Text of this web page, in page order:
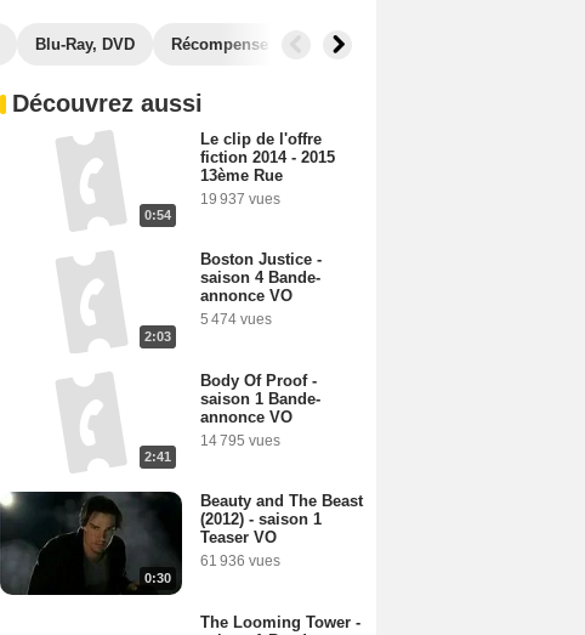
Blu-Ray, DVD Récompenses Photos
Découvrez aussi
0:54
Le clip de l'offre
fiction 2014 - 2015
13ème Rue
19 937 vues
2:03
Boston Justice -
saison 4 Bande-
annonce VO
5 474 vues
2:41
Body Of Proof -
saison 1 Bande-
annonce VO
14 795 vues
0:30
Beauty and The Beast
(2012) - saison 1
Teaser VO
61 936 vues
The Looming Tower -